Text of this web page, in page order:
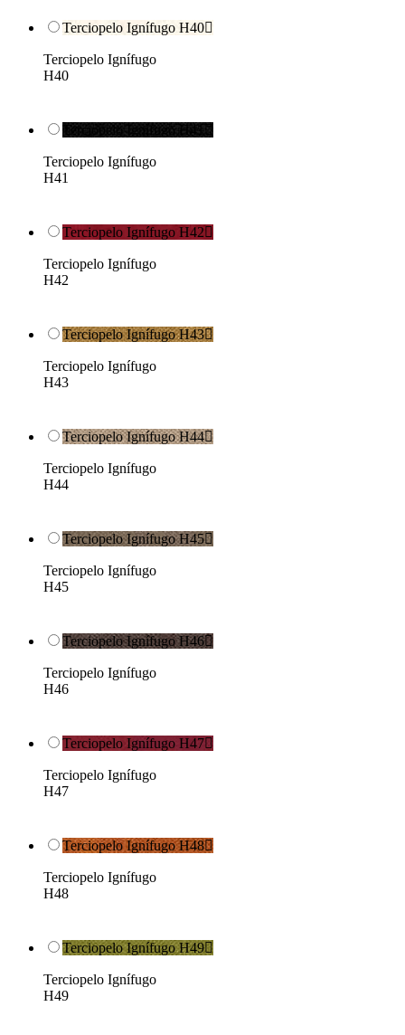
Terciopelo Ignífugo H40
Terciopelo Ignífugo
H40
Terciopelo Ignífugo H41
Terciopelo Ignífugo
H41
Terciopelo Ignífugo H42
Terciopelo Ignífugo
H42
Terciopelo Ignífugo H43
Terciopelo Ignífugo
H43
Terciopelo Ignífugo H44
Terciopelo Ignífugo
H44
Terciopelo Ignífugo H45
Terciopelo Ignífugo
H45
Terciopelo Ignífugo H46
Terciopelo Ignífugo
H46
Terciopelo Ignífugo H47
Terciopelo Ignífugo
H47
Terciopelo Ignífugo H48
Terciopelo Ignífugo
H48
Terciopelo Ignífugo H49
Terciopelo Ignífugo
H49